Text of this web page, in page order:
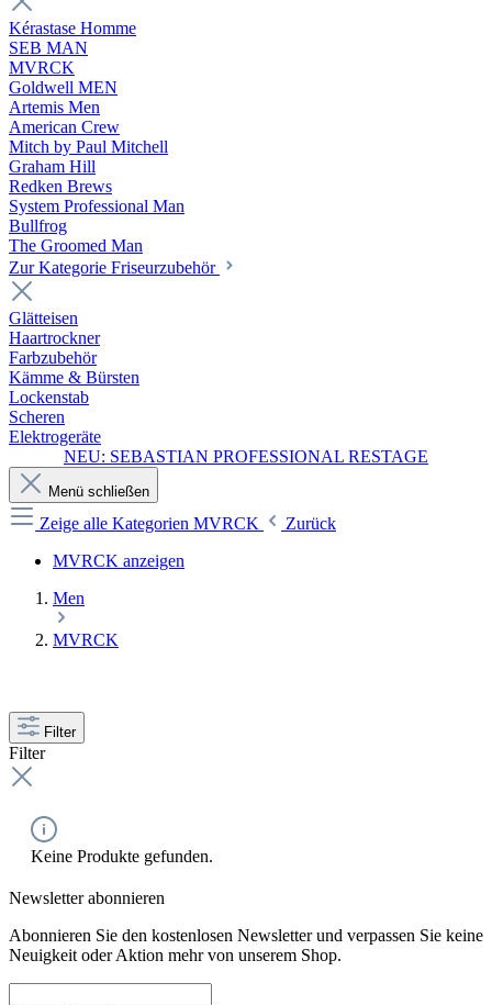
Kérastase Homme
SEB MAN
MVRCK
Goldwell MEN
Artemis Men
American Crew
Mitch by Paul Mitchell
Graham Hill
Redken Brews
System Professional Man
Bullfrog
The Groomed Man
Zur Kategorie Friseurzubehör
Glätteisen
Haartrockner
Farbzubehör
Kämme & Bürsten
Lockenstab
Scheren
Elektrogeräte
NEU: SEBASTIAN PROFESSIONAL RESTAGE
Menü schließen
Zeige alle Kategorien MVRCK
Zurück
MVRCK anzeigen
Men
MVRCK
Filter
Filter
Keine Produkte gefunden.
Newsletter abonnieren
Abonnieren Sie den kostenlosen Newsletter und verpassen Sie keine
Neuigkeit oder Aktion mehr von unserem Shop.